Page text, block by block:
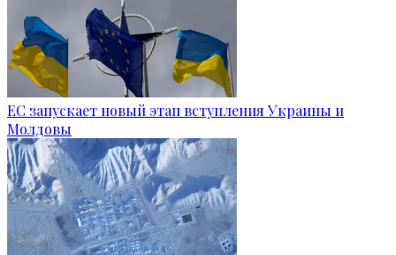
ЕС запускает новый этап вступления Украины и
Молдовы